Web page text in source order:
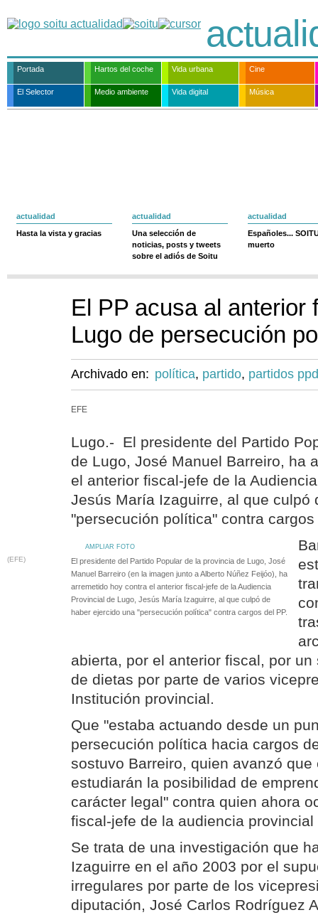
Portada Hartos del coche Vida urbana Cine
El Selector Medio ambiente Vida digital Música
actualidad
Hasta la vista y gracias
actualidad
Una selección de
noticias, posts y tweets
sobre el adiós de Soitu
actualidad
Españoles...
muerto
El PP acusa al anterior
Lugo de persecución
Archivado en: política, partido, partidos
EFE
Lugo.- El presidente del Partido
de Lugo, José Manuel Barreiro, ha
el anterior fiscal-jefe de la
Jesús María Izaguirre, al que culpó
"persecución política" contra cargos
AMPLIAR FOTO
(EFE)
El presidente del Partido Popular de la provincia de Lugo, José
Manuel Barreiro (en la imagen junto a Alberto Núñez Feijóo), ha
arremetido hoy contra el anterior fiscal-jefe de la Audiencia
Provincial de Lugo, Jesús María Izaguirre, al que culpó de
haber ejercido una "persecución política" contra cargos del PP.
abierta, por el anterior fiscal, por
de dietas por parte de varios
Institución provincial.
Que "estaba actuando desde un
persecución política hacia cargos
sostuvo Barreiro, quien avanzó que
estudiarán la posibilidad de
carácter legal" contra quien ahora
fiscal-jefe de la audiencia provincial
Se trata de una investigación que
Izaguirre en el año 2003 por el
irregulares por parte de los
diputación, José Carlos Rodríguez